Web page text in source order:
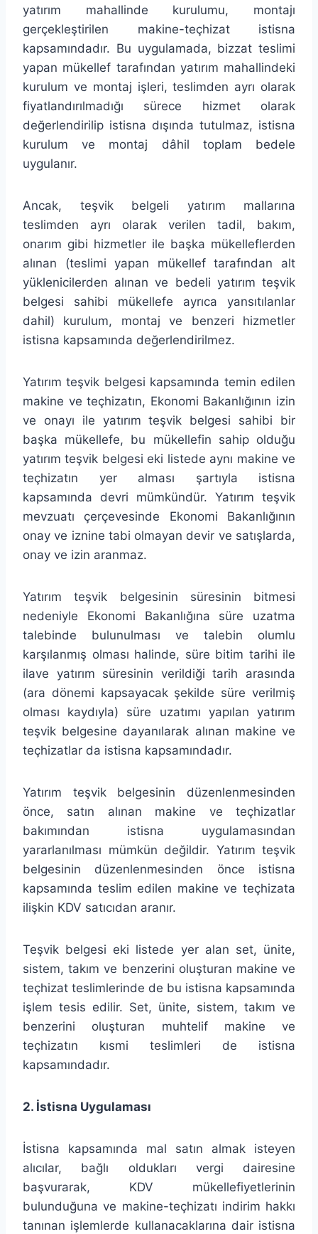
yatırım mahallinde kurulumu, montajı
gerçekleştirilen makine-teçhizat istisna
kapsamındadır. Bu uygulamada, bizzat teslimi
yapan mükellef tarafından yatırım mahallindeki
kurulum ve montaj işleri, teslimden ayrı olarak
fiyatlandırılmadığı sürece hizmet olarak
değerlendirilip istisna dışında tutulmaz, istisna
kurulum ve montaj dâhil toplam bedele
uygulanır.
Ancak, teşvik belgeli yatırım mallarına
teslimden ayrı olarak verilen tadil, bakım,
onarım gibi hizmetler ile başka mükelleflerden
alınan (teslimi yapan mükellef tarafından alt
yüklenicilerden alınan ve bedeli yatırım teşvik
belgesi sahibi mükellefe ayrıca yansıtılanlar
dahil) kurulum, montaj ve benzeri hizmetler
istisna kapsamında değerlendirilmez.
Yatırım teşvik belgesi kapsamında temin edilen
makine ve teçhizatın, Ekonomi Bakanlığının izin
ve onayı ile yatırım teşvik belgesi sahibi bir
başka mükellefe, bu mükellefin sahip olduğu
yatırım teşvik belgesi eki listede aynı makine ve
teçhizatın yer alması şartıyla istisna
kapsamında devri mümkündür. Yatırım teşvik
mevzuatı çerçevesinde Ekonomi Bakanlığının
onay ve iznine tabi olmayan devir ve satışlarda,
onay ve izin aranmaz.
Yatırım teşvik belgesinin süresinin bitmesi
nedeniyle Ekonomi Bakanlığına süre uzatma
talebinde bulunulması ve talebin olumlu
karşılanmış olması halinde, süre bitim tarihi ile
ilave yatırım süresinin verildiği tarih arasında
(ara dönemi kapsayacak şekilde süre verilmiş
olması kaydıyla) süre uzatımı yapılan yatırım
teşvik belgesine dayanılarak alınan makine ve
teçhizatlar da istisna kapsamındadır.
Yatırım teşvik belgesinin düzenlenmesinden
önce, satın alınan makine ve teçhizatlar
bakımından istisna uygulamasından
yararlanılması mümkün değildir. Yatırım teşvik
belgesinin düzenlenmesinden önce istisna
kapsamında teslim edilen makine ve teçhizata
ilişkin KDV satıcıdan aranır.
Teşvik belgesi eki listede yer alan set, ünite,
sistem, takım ve benzerini oluşturan makine ve
teçhizat teslimlerinde de bu istisna kapsamında
işlem tesis edilir. Set, ünite, sistem, takım ve
benzerini oluşturan muhtelif makine ve
teçhizatın kısmi teslimleri de istisna
kapsamındadır.
2. İstisna Uygulaması
İstisna kapsamında mal satın almak isteyen
alıcılar, bağlı oldukları vergi dairesine
başvurarak, KDV mükellefiyetlerinin
bulunduğuna ve makine-teçhizatı indirim hakkı
tanınan işlemlerde kullanacaklarına dair istisna